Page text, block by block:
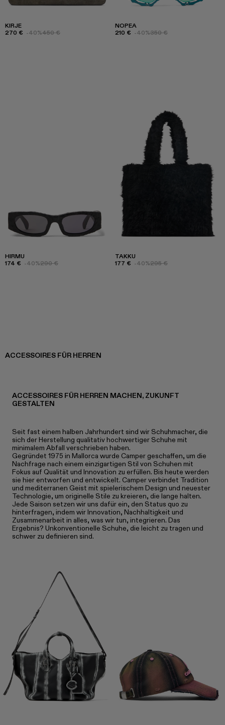
KIRJE
270 € -40%450 €
NOPEA
210 € -40%350 €
HIRMU
174 € -40%290 €
TAKKU
177 € -40%295 €
ACCESSOIRES FÜR HERREN
ACCESSOIRES FÜR HERREN MACHEN, ZUKUNFT
GESTALTEN
Seit fast einem halben Jahrhundert sind wir Schuhmacher, die
sich der Herstellung qualitativ hochwertiger Schuhe mit
minimalem Abfall verschrieben haben.
Gegründet 1975 in Mallorca wurde Camper geschaffen, um die
Nachfrage nach einem einzigartigen Stil von Schuhen mit
Fokus auf Qualität und Innovation zu erfüllen. Bis heute werden
sie hier entworfen und entwickelt. Camper verbindet Tradition
und mediterranen Geist mit spielerischem Design und neuester
Technologie, um originelle Stile zu kreieren, die lange halten.
Jede Saison setzen wir uns dafür ein, den Status quo zu
hinterfragen, indem wir Innovation, Nachhaltigkeit und
Zusammenarbeit in alles, was wir tun, integrieren. Das
Ergebnis? Unkonventionelle Schuhe, die leicht zu tragen und
schwer zu definieren sind.